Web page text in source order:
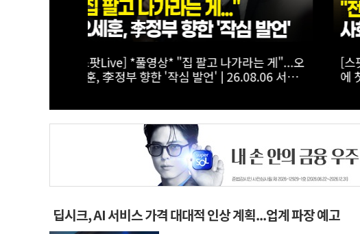
[스팟Live] "임대 사업자 유예기간 줘야"...토론
회서 나온 현직 세무사의 '직언' | 26.08.06 서울
딥시크, AI 서비스 가격 대대적 인상 계획...업계 파장 예고